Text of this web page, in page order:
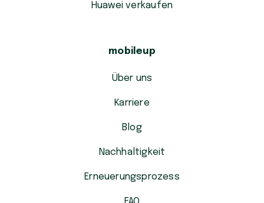
Huawei verkaufen
mobileup
Über uns
Karriere
Blog
Nachhaltigkeit
Erneuerungsprozess